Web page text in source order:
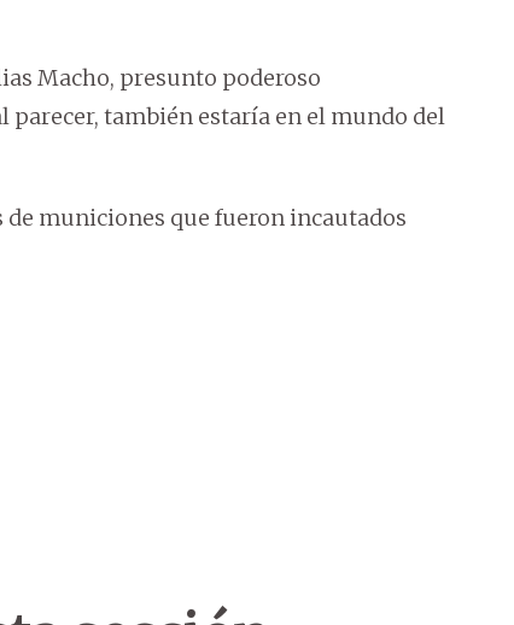
Macho, presunto poderoso
parecer, también estaría en el mundo del
de municiones que fueron incautados